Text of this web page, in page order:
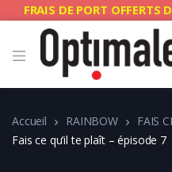
FRAIS DE PORT OFFERTS
Accueil RAINBOW FAIS
Fais ce qu’il te plaît – épisode 7